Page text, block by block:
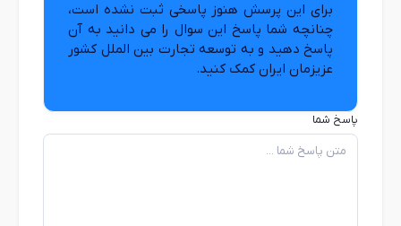
برای این پرسش هنوز پاسخی ثبت نشده است،
چنانچه شما پاسخ این سوال را می دانید به آن
پاسخ دهید و به توسعه تجارت بین الملل کشور
عزیزمان ایران کمک کنید.
پاسخ شما